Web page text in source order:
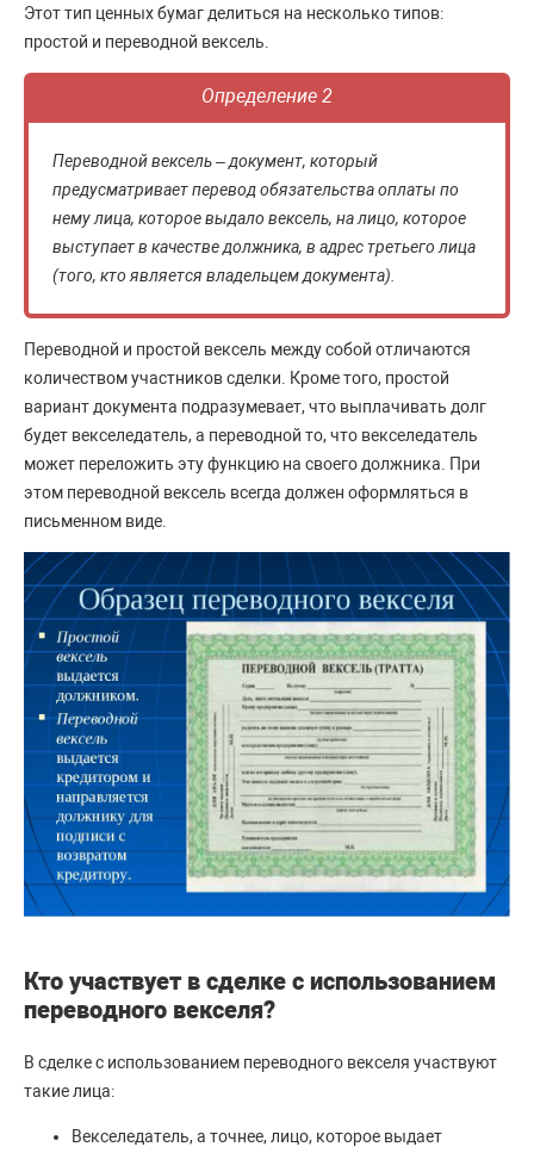
Этот тип ценных бумаг делиться на несколько типов:
простой и переводной вексель.
Определение 2
Переводной вексель – документ, который
предусматривает перевод обязательства оплаты по
нему лица, которое выдало вексель, на лицо, которое
выступает в качестве должника, в адрес третьего лица
(того, кто является владельцем документа).
Переводной и простой вексель между собой отличаются
количеством участников сделки. Кроме того, простой
вариант документа подразумевает, что выплачивать долг
будет векселедатель, а переводной то, что векселедатель
может переложить эту функцию на своего должника. При
этом переводной вексель всегда должен оформляться в
письменном виде.
Кто участвует в сделке с использованием
переводного векселя?
В сделке с использованием переводного векселя участвуют
такие лица:
Векселедатель, а точнее, лицо, которое выдает